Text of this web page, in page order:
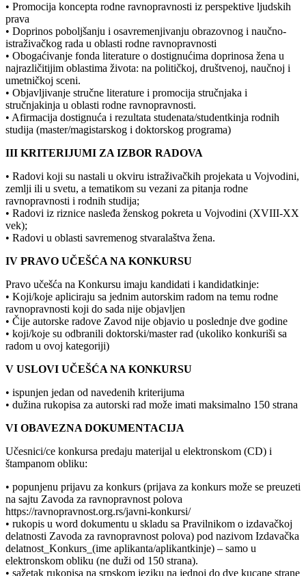
• Promocija koncepta rodne ravnopravnosti iz perspektive ljudskih
prava
• Doprinos poboljšanju i osavremenjivanju obrazovnog i naučno-
istraživačkog rada u oblasti rodne ravnopravnosti
• Obogaćivanje fonda literature o dostignućima doprinosa žena u
najrazličitijim oblastima života: na političkoj, društvenoj, naučnoj i
umetničkoj sceni.
• Objavljivanje stručne literature i promocija stručnjaka i
stručnjakinja u oblasti rodne ravnopravnosti.
• Afirmacija dostignuća i rezultata studenata/studentkinja rodnih
studija (master/magistarskog i doktorskog programa)
III KRITERIJUMI ZA IZBOR RADOVA
• Radovi koji su nastali u okviru istraživačkih projekata u Vojvodini,
zemlji ili u svetu, a tematikom su vezani za pitanja rodne
ravnopravnosti i rodnih studija;
• Radovi iz riznice nasleđa ženskog pokreta u Vojvodini (XVIII-XX
vek);
• Radovi u oblasti savremenog stvaralaštva žena.
IV PRAVO UČEŠĆA NA KONKURSU
Pravo učešća na Konkursu imaju kandidati i kandidatkinje:
• Koji/koje apliciraju sa jednim autorskim radom na temu rodne
ravnopravnosti koji do sada nije objavljen
• Čije autorske radove Zavod nije objavio u poslednje dve godine
• koji/koje su odbranili doktorski/master rad (ukoliko konkuriši sa
radom u ovoj kategoriji)
V USLOVI UČEŠĆA NA KONKURSU
• ispunjen jedan od navedenih kriterijuma
• dužina rukopisa za autorski rad može imati maksimalno 150 strana
VI OBAVEZNA DOKUMENTACIJA
Učesnici/ce konkursa predaju materijal u elektronskom (CD) i
štampanom obliku:
• popunjenu prijavu za konkurs (prijava za konkurs može se preuzeti
na sajtu Zavoda za ravnopravnost polova
https://ravnopravnost.org.rs/javni-konkursi/
• rukopis u word dokumentu u skladu sa Pravilnikom o izdavačkoj
delatnosti Zavoda za ravnopravnost polova) pod nazivom Izdavačka
delatnost_Konkurs_(ime aplikanta/aplikantkinje) – samo u
elektronskom obliku (ne duži od 150 strana).
• sažetak rukopisa na srpskom jeziku na jednoj do dve kucane strane